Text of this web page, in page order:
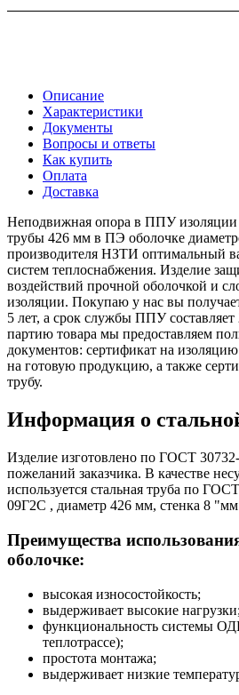
Описание
Характеристики
Документы
Вопросы и ответы
Как купить
Оплата
Доставка
Неподвижная опора в ППУ изоляции
трубы 426 мм в ПЭ оболочке
производителя НЗТИ оптимальный
систем теплоснабжения. Изделие
воздействий прочной оболочкой и
изоляции. Покупаю у нас вы
5 лет, а срок службы ППУ
партию товара мы предоставляем
документов: сертификат на
на готовую продукцию, а также
трубу.
Информация о
Изделие изготовлено по ГОСТ
пожеланий заказчика. В качестве
используется стальная труба по
09Г2С , диаметр 426 мм, стенка 8
Преимущества
оболочке:
высокая износостойкость;
выдерживает высокие нагрузки;
функциональность системы
теплотрассе);
простота монтажа;
выдерживает низкие